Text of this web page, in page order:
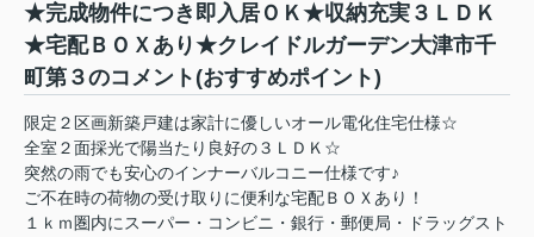
★完成物件につき即入居ＯＫ★収納充実３ＬＤＫ
★宅配ＢＯＸあり★クレイドルガーデン大津市千
町第３のコメント(おすすめポイント)
限定２区画新築戸建は家計に優しいオール電化住宅仕様☆
全室２面採光で陽当たり良好の３ＬＤＫ☆
突然の雨でも安心のインナーバルコニー仕様です♪
ご不在時の荷物の受け取りに便利な宅配ＢＯＸあり！
１ｋｍ圏内にスーパー・コンビニ・銀行・郵便局・ドラッグスト